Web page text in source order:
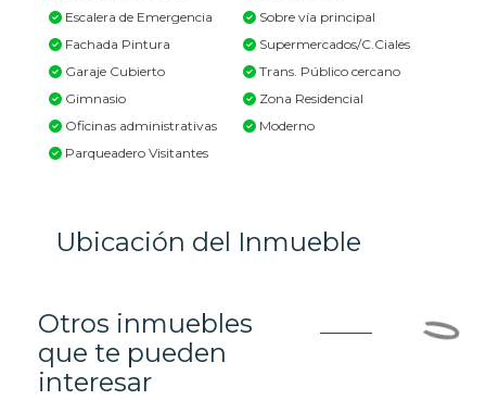
Escalera de Emergencia
Fachada Pintura
Garaje Cubierto
Gimnasio
Oficinas administrativas
Parqueadero Visitantes
Sobre vía principal
Supermercados/C.Ciales
Trans. Público cercano
Zona Residencial
Moderno
Ubicación del Inmueble
Otros inmuebles
que te pueden
interesar